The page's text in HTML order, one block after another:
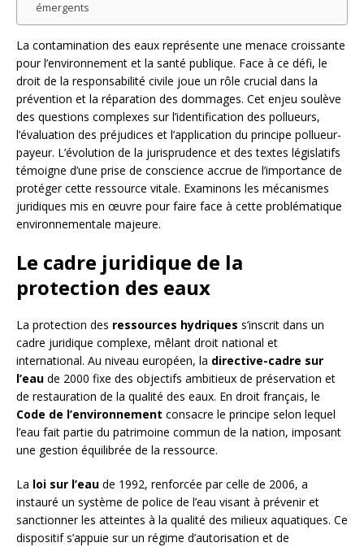
émergents
La contamination des eaux représente une menace croissante
pour l’environnement et la santé publique. Face à ce défi, le
droit de la responsabilité civile joue un rôle crucial dans la
prévention et la réparation des dommages. Cet enjeu soulève
des questions complexes sur l’identification des pollueurs,
l’évaluation des préjudices et l’application du principe pollueur-
payeur. L’évolution de la jurisprudence et des textes législatifs
témoigne d’une prise de conscience accrue de l’importance de
protéger cette ressource vitale. Examinons les mécanismes
juridiques mis en œuvre pour faire face à cette problématique
environnementale majeure.
Le cadre juridique de la
protection des eaux
La protection des ressources hydriques s’inscrit dans un
cadre juridique complexe, mêlant droit national et
international. Au niveau européen, la directive-cadre sur
l’eau de 2000 fixe des objectifs ambitieux de préservation et
de restauration de la qualité des eaux. En droit français, le
Code de l’environnement consacre le principe selon lequel
l’eau fait partie du patrimoine commun de la nation, imposant
une gestion équilibrée de la ressource.
La loi sur l’eau de 1992, renforcée par celle de 2006, a
instauré un système de police de l’eau visant à prévenir et
sanctionner les atteintes à la qualité des milieux aquatiques. Ce
dispositif s’appuie sur un régime d’autorisation et de